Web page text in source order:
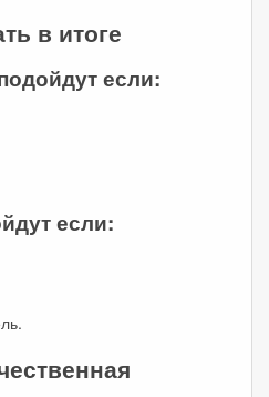
в итоге
если:
если: